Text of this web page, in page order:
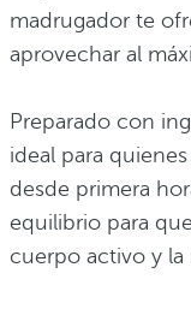
madrugador te
aprovechar al
Preparado con
ideal para
desde primera
equilibrio para
cuerpo activo y la